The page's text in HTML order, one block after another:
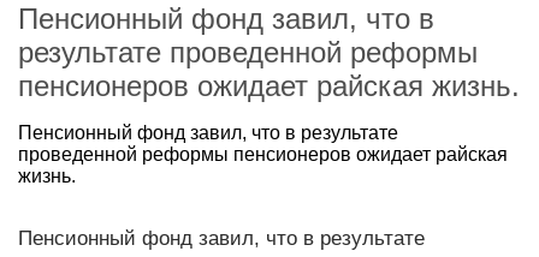
Пенсионный фонд завил, что в
результате проведенной реформы
пенсионеров ожидает райская жизнь.
Пенсионный фонд завил, что в результате
проведенной реформы пенсионеров ожидает райская
жизнь.
Пенсионный фонд завил, что в результате